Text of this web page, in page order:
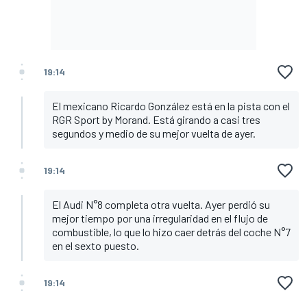
19:14
El mexicano Ricardo González está en la pista con el
RGR Sport by Morand. Está girando a casi tres
segundos y medio de su mejor vuelta de ayer.
19:14
El Audi N°8 completa otra vuelta. Ayer perdió su
mejor tiempo por una irregularidad en el flujo de
combustible, lo que lo hizo caer detrás del coche N°7
en el sexto puesto.
19:14